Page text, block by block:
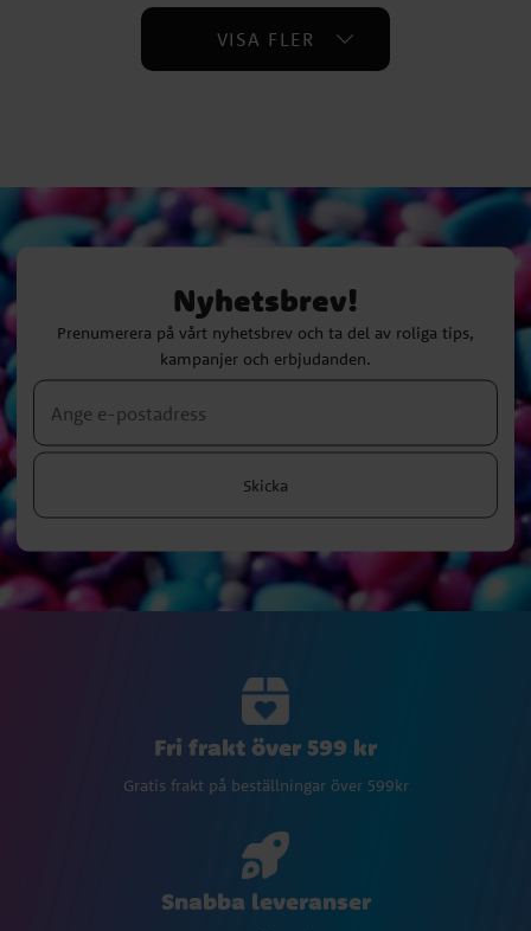
VISA FLER
Nyhetsbrev!
Prenumerera på vårt nyhetsbrev och ta del av roliga tips,
kampanjer och erbjudanden.
Skicka
Fri frakt över 599 kr
Gratis frakt på beställningar över 599kr
Snabba leveranser